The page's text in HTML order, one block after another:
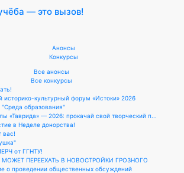
— это вызов!
Анонсы
Конкурсы
Все анонсы
Все конкурсы
культурный форум «Истоки» 2026
"Среда образования"
«Таврида» — 2026: прокачай свой творческий п...
в Неделе донорства!
вас!
от ГГНТУ!
ПЕРЕЕХАТЬ В НОВОСТРОЙКИ ГРОЗНОГО
о проведении общественных обсуждений